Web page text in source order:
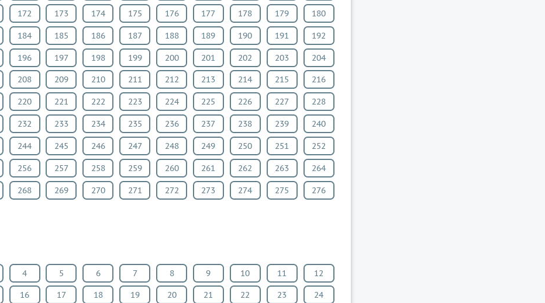
172 173 174 175 176 177 178 179 180
184 185 186 187 188 189 190 191 192
196 197 198 199 200 201 202 203 204
208 209 210 211 212 213 214 215 216
220 221 222 223 224 225 226 227 228
232 233 234 235 236 237 238 239 240
244 245 246 247 248 249 250 251 252
256 257 258 259 260 261 262 263 264
268 269 270 271 272 273 274 275 276
4 5 6 7 8 9 10 11 12
16 17 18 19 20 21 22 23 24